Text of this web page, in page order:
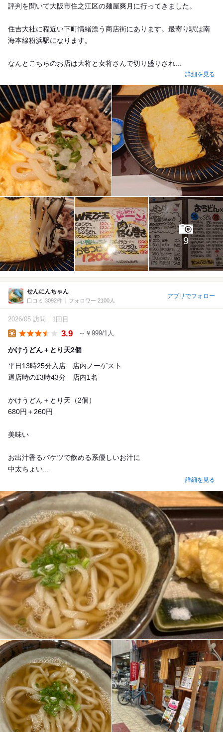
評判を聞いて大阪市住之江区の麺屋爽月に行ってきました。
住吉大社に程近い下町情緒漂う商店街にあります。最寄り駅は南
海本線粉浜駅になります。
なんとこちらのお店は大将と女将さんで切り盛りされ...
詳細を見る
9
せんにんちゃん
口コミ 3092件 フォロワー 2100人
アプリでフォロー
2026/05 訪問 1回目
3.9 ～￥999/1人
かけうどん＋とり天2個
平日13時25分入店 店内ノーゲスト
退店時の13時43分 店内1名
かけうどん＋とり天（2個）
680円＋260円
美味い
お出汁香るバケツで飲める系優しいお汁に
中太ちょい...
詳細を見る